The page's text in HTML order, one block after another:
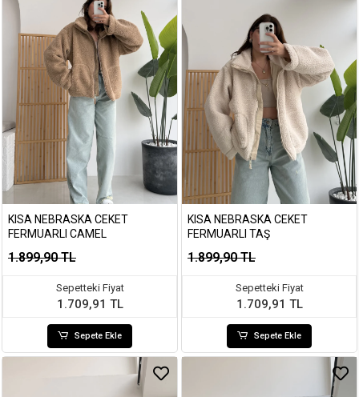
KISA NEBRASKA CEKET
FERMUARLI CAMEL
1.899,90 TL
Sepetteki Fiyat
1.709,91 TL
Sepete Ekle
KISA NEBRASKA CEKET
FERMUARLI TAŞ
1.899,90 TL
Sepetteki Fiyat
1.709,91 TL
Sepete Ekle